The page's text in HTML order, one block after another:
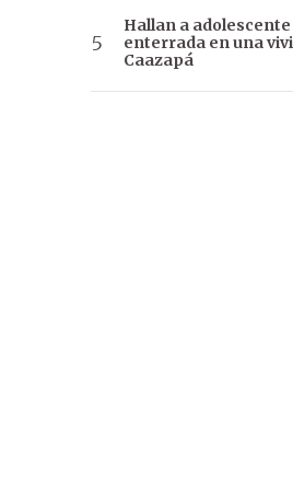
Hallan a adolescente
enterrada en una
Caazapá